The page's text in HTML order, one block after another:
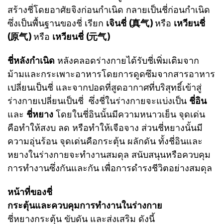
สร้างชี่โดยอาศัยจิงก่อนกำเนิด กลายเป็นชี่ก่อนกำเนิด
ซึ่งเป็นพื้นฐานของชี่ เรียก เจินชี่ (真气)หรือ เหวียนชี่
(原气)หรือ เหวียนชี่ (元气)
ชี่หลังกำเนิด หลังคลอดร่างกายได้รับชี่เพิ่มเติมจาก
ม้ามและกระเพาะอาหารโดยการดูดซึมจากสารอาหาร
เปลี่ยนเป็นชี่ และจากปอดที่สูดอากาศที่บริสุทธิ์เข้าสู่
ร่างกายเปลี่ยนเป็นชี่ ซึ่งชี่ในร่างกายจะแบ่งเป็น ชี่อิน
และ ชี่หยาง โดยในชี่อินนั้นมีความหนาวเย็น จุดเด่น
คือทำให้สงบ ลด หรือทำให้เจือจาง ส่วนชี่หยางนั้นมี
ความอุ่นร้อน จุดเด่นคือกระตุ้น ผลักดัน ทั้งชี่อินและ
หยางในร่างกายจะทำงานสมดุล สนับสนุนหรือควบคุม
การทำงานซึ่งกันและกัน เพื่อการดำรงชีวิตอย่างสมดุล
หน้าที่ของชี่
กระตุ้นและควบคุมการทำงานในร่างกาย
ชี่หยางกระตุ้น ขับดัน และส่งเสริม ดังนี้